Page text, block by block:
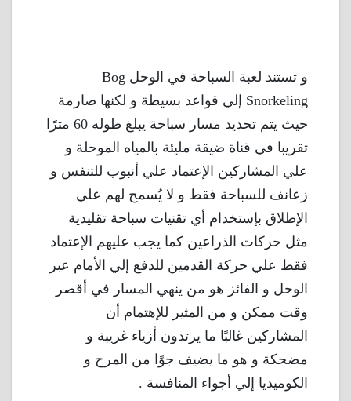
و تستند لعبة السباحة في الوحل Bog
Snorkeling إلي قواعد بسيطة و لكنها صارمة
حيث يتم تحديد مسار سباحة يبلغ طوله 60 مترًا
تقريبا في قناة ضيقة مليئة بالمياه الموحلة و
علي المشاركين الإعتماد علي أنبوب للتنفس و
زعانف للسباحة فقط و لا يُسمح لهم علي
الإطلاق بإستخدام أي تقنيات سباحة تقليدية
مثل حركات الذراعين كما يجب عليهم الإعتماد
فقط علي حركة القدمين للدفع إلي الأمام عبر
الوحل و الفائز هو من ينهي المسار في أقصر
وقت ممكن و من المثير للإهتمام أن
المشاركين غالبًا ما يرتدون أزياء غريبة و
مضحكة و هو ما يضيف جوًا من المرح و
الكوميديا إلي أجواء المنافسة .